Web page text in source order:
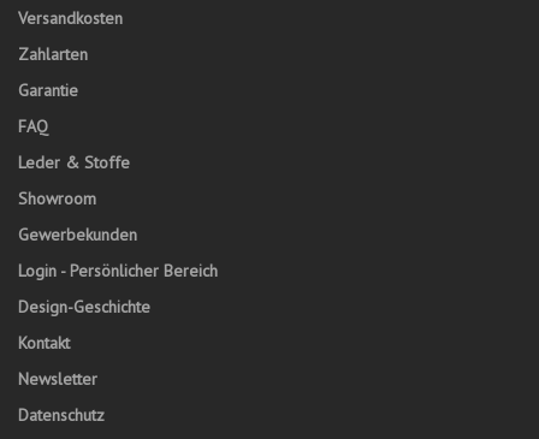
Versandkosten
Zahlarten
Garantie
FAQ
Leder & Stoffe
Showroom
Gewerbekunden
Login - Persönlicher Bereich
Design-Geschichte
Kontakt
Newsletter
Datenschutz